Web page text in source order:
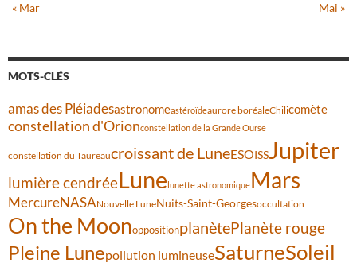
« Mar Mai »
MOTS-CLÉS
amas des Pléiadesastronomeastéroïdeaurore boréaleChilicomète
constellation d'Orionconstellation de la Grande Ourse
constellation du Taureaucroissant de LuneESOISSJupiter
lumière cendréeLunelunette astronomiqueMars
MercureNASANouvelle LuneNuits-Saint-Georgesoccultation
On the MoonoppositionplanètePlanète rouge
Pleine Lunepollution lumineuseSaturneSoleil